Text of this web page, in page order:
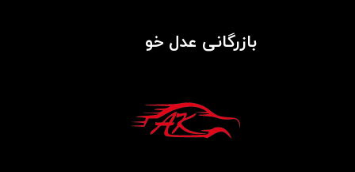
بازرگانی عدل خو